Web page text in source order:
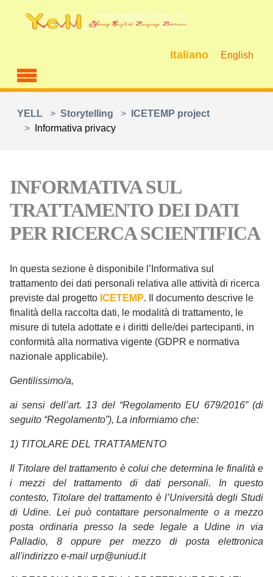
Italiano English
YELL
Storytelling
ICETEMP project
Informativa privacy
INFORMATIVA SUL
TRATTAMENTO DEI DATI
PER RICERCA SCIENTIFICA
In questa sezione è disponibile l’Informativa sul
trattamento dei dati personali relativa alle attività di ricerca
previste dal progetto ICETEMP. Il documento descrive le
finalità della raccolta dati, le modalità di trattamento, le
misure di tutela adottate e i diritti delle/dei partecipanti, in
conformità alla normativa vigente (GDPR e normativa
nazionale applicabile).
Gentilissimo/a,
ai sensi dell’art. 13 del “Regolamento EU 679/2016” (di
seguito “Regolamento”), La informiamo che:
1) TITOLARE DEL TRATTAMENTO
Il Titolare del trattamento è colui che determina le finalità e
i mezzi del trattamento di dati personali. In questo
contesto, Titolare del trattamento è l’Università degli Studi
di Udine. Lei può contattare personalmente o a mezzo
posta ordinaria presso la sede legale a Udine in via
Palladio, 8 oppure per mezzo di posta elettronica
all'indirizzo e-mail urp@uniud.it